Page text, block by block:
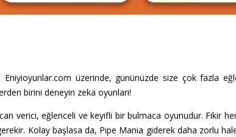
Eniyioyunlar.com üzerinde, gününüzde size çok fazla
birini deneyin zeka oyunları!
verici, eğlenceli ve keyifli bir bulmaca oyunudur. Fikir
Kolay başlasa da, Pipe Mania giderek daha zorlu